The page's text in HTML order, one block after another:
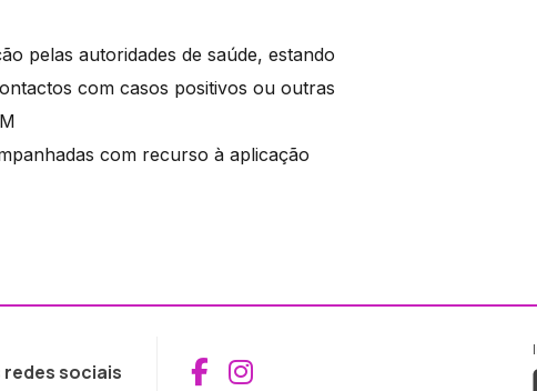
pelas autoridades de saúde, estando
com casos positivos ou outras
com recurso à aplicação
sociais Aceder ao Facebook da
Aceder ao Instagram